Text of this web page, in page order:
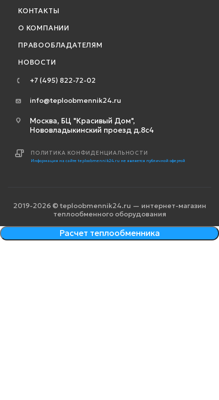
КОНТАКТЫ
О КОМПАНИИ
ПРАВООБЛАДАТЕЛЯМ
НОВОСТИ
+7 (495) 822-72-02
info@teploobmennik24.ru
Москва, БЦ "Красивый Дом",
Нововладыкинский проезд д.8с4
ПОЛИТИКА КОНФИДЕНЦИАЛЬНОСТИ
Информация на сайте teploobmennik24.ru не является публичной офертой
2019-2026 © teploobmennik24.ru — интернет-магазин
теплообменного оборудования
Расчет теплообменника